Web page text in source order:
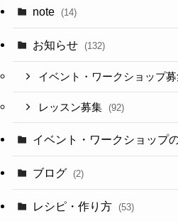
note (14)
お知らせ (132)
イベント・ワークショップ
レッスン募集 (92)
イベント・ワークショップ
ブログ (2)
レシピ・作り方 (53)